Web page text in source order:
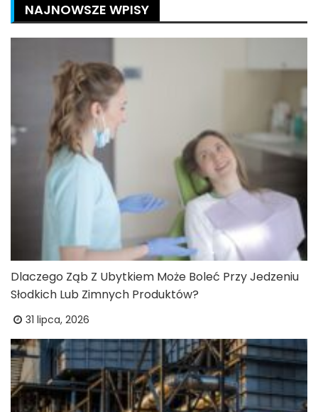
NAJNOWSZE WPISY
Dlaczego Ząb Z Ubytkiem Może Boleć Przy Jedzeniu
Słodkich Lub Zimnych Produktów?
31 lipca, 2026